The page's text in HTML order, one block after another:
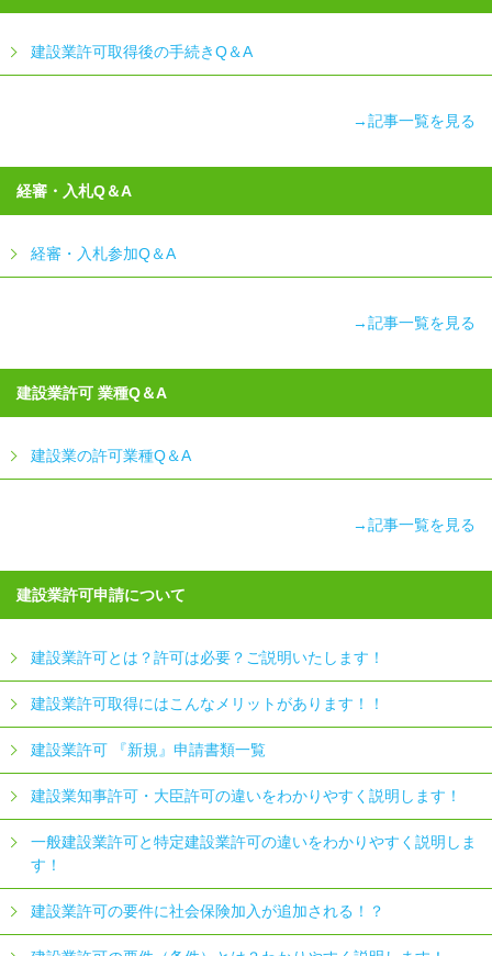
建設業許可取得後の手続きQ＆A
→記事一覧を見る
経審・入札Q＆A
経審・入札参加Q＆A
→記事一覧を見る
建設業許可 業種Q＆A
建設業の許可業種Q＆A
→記事一覧を見る
建設業許可申請について
建設業許可とは？許可は必要？ご説明いたします！
建設業許可取得にはこんなメリットがあります！！
建設業許可 『新規』申請書類一覧
建設業知事許可・大臣許可の違いをわかりやすく説明します！
一般建設業許可と特定建設業許可の違いをわかりやすく説明しま
す！
建設業許可の要件に社会保険加入が追加される！？